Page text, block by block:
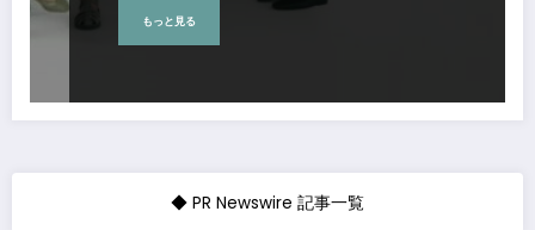
もっと見る
◆ PR Newswire 記事一覧